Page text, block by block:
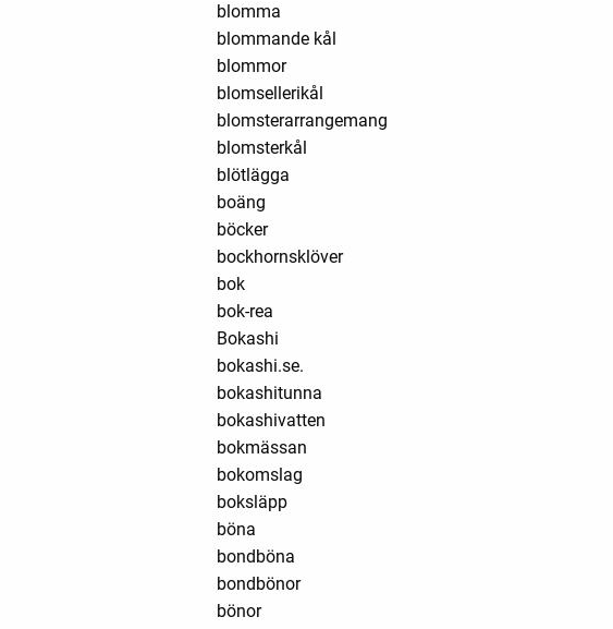
blomma
blommande kål
blommor
blomsellerikål
blomsterarrangemang
blomsterkål
blötlägga
boäng
böcker
bockhornsklöver
bok
bok-rea
Bokashi
bokashi.se.
bokashitunna
bokashivatten
bokmässan
bokomslag
boksläpp
böna
bondböna
bondbönor
bönor